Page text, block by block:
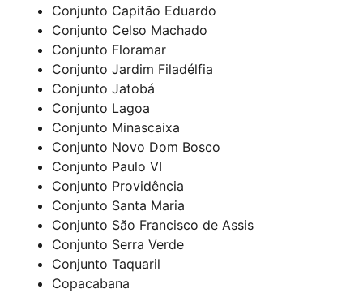
Conjunto Capitão Eduardo
Conjunto Celso Machado
Conjunto Floramar
Conjunto Jardim Filadélfia
Conjunto Jatobá
Conjunto Lagoa
Conjunto Minascaixa
Conjunto Novo Dom Bosco
Conjunto Paulo VI
Conjunto Providência
Conjunto Santa Maria
Conjunto São Francisco de Assis
Conjunto Serra Verde
Conjunto Taquaril
Copacabana